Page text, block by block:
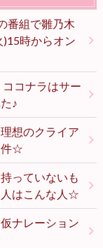
番組で雛乃木
時からオン
コナラはサー
♪
想のクライア
件☆
っていないも
人はこんな人☆
ナレーション